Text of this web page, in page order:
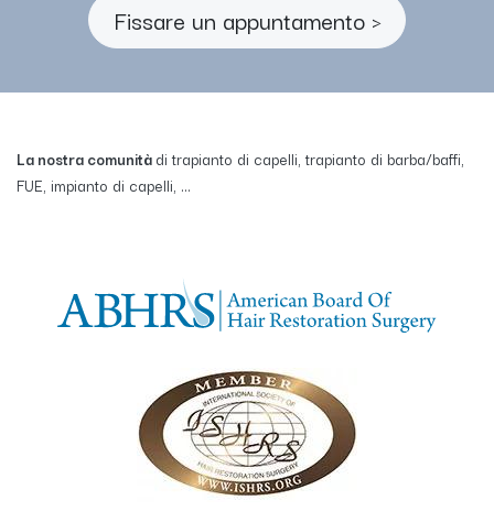
Fissare un appuntamento >
La nostra comunitàdi trapianto di capelli, trapianto di barba/baffi,
FUE, impianto di capelli, ...